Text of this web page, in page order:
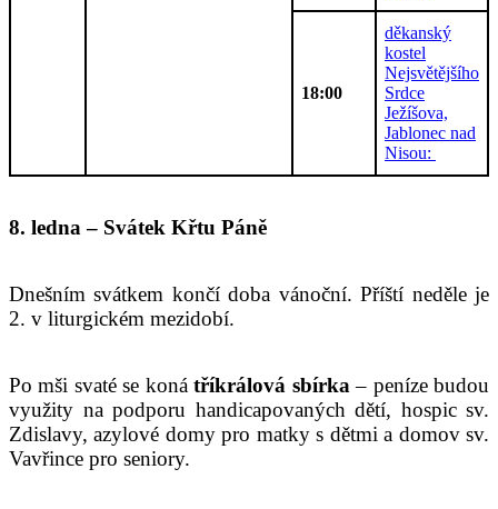
18:00
děkanský
kostel
Nejsvětějšího
Srdce
Ježíšova,
Jablonec nad
Nisou:
8. ledna – Svátek Křtu Páně
Dnešním svátkem končí doba vánoční. Příští neděle je
2. v liturgickém mezidobí.
Po mši svaté se konátříkrálová sbírka– peníze budou
využity na podporu handicapovaných dětí, hospic sv.
Zdislavy, azylové domy pro matky s dětmi a domov sv.
Vavřince pro seniory.